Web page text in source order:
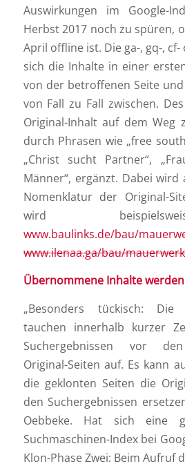
Auswirkungen im Google-
Herbst 2017 noch zu spüren,
April offline ist. Die ga-, gq-,
sich die Inhalte in einer
von der betroffenen Seite
von Fall zu Fall zwischen.
Original-Inhalt auf dem Weg
durch Phrasen wie „free
„Christ sucht Partner“,
Männer“, ergänzt. Dabei
Nomenklatur der Original-
wird
www.baulinks.de/bau/
www.ilenaa.ga/bau/
Übernommene Inhalte
„Besonders tückisch: Die
tauchen innerhalb kurzer
Suchergebnissen vor
Original-Seiten auf. Es kann
die geklonten Seiten die
den Suchergebnissen
Oebbeke. Hat sich eine
Suchmaschinen-Index bei
Klon-Phase Zwei: Beim Aufruf